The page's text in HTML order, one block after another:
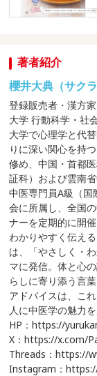
著者紹介
櫻井大典（サク
登録販売者・漢方
大学 行動科学・社
大学で心理学と代
りに深い関心を持
修め、中国・首都
証科）および雲南
中医専門員A級（
会に所属し、全国
ナーを定期的に開
わかりやすく伝え
は、「やさしく・
マに発信。体と心
らしに寄り添う言
アドバイスは、こ
人に中医学の魅力を
HP：https://
X：https://x.com/
Threads：https://
Instagram：